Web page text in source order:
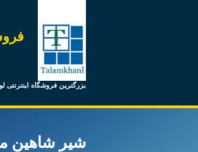
بزرگترین فروشگاه اینترنتی
شیر شاهین